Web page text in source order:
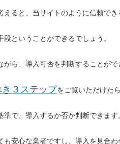
えると、当サイトのように信頼でき
段ということができるでしょう。
がら、導入可否を判断することがで
３ステップをご覧いただけた
準で、導入するか否か判断できます
も安心な業者ですし、導入を見合わ